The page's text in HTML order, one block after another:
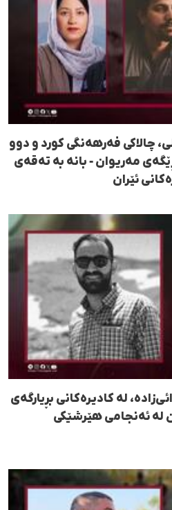
چالاکی فەرهەنگی کورد و دوو
مەریوان - بانه بە تەقەی
ئێران
لە کادیرەکانی بڕیارگەی
لە ئەنجامی هێرشێکی